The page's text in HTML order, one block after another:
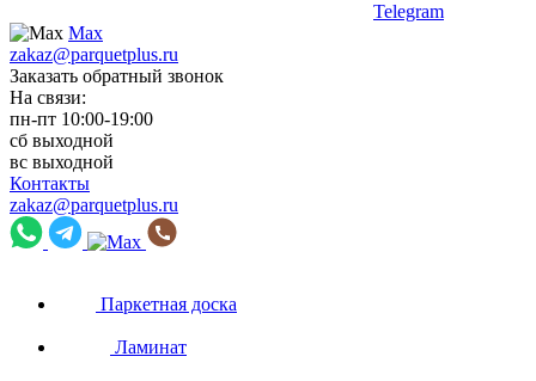
Telegram
Max
zakaz@parquetplus.ru
Заказать обратный звонок
На связи:
пн-пт 10:00-19:00
сб выходной
вс выходной
Контакты
zakaz@parquetplus.ru
Паркетная доска
Ламинат